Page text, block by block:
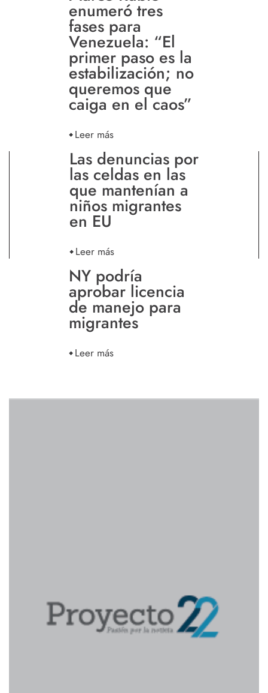
enumeró tres
fases para
Venezuela: “El
primer paso es la
estabilización; no
queremos que
caiga en el caos”
Leer más
Las denuncias por
las celdas en las
que mantenían a
niños migrantes
en EU
Leer más
NY podría
aprobar licencia
de manejo para
migrantes
Leer más